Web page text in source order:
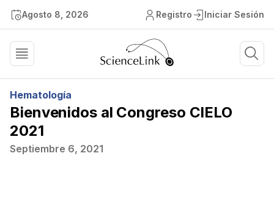
Agosto 8, 2026 Registro Iniciar Sesión
Hematología
Bienvenidos al Congreso CIELO
2021
Septiembre 6, 2021